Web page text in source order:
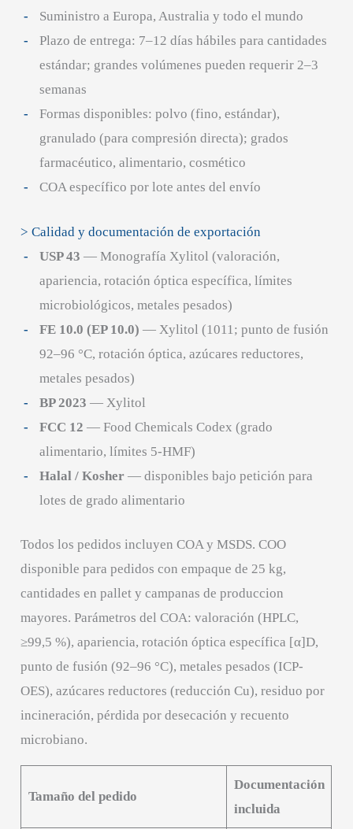
Suministro a Europa, Australia y todo el mundo
Plazo de entrega: 7–12 días hábiles para cantidades
estándar; grandes volúmenes pueden requerir 2–3
semanas
Formas disponibles: polvo (fino, estándar),
granulado (para compresión directa); grados
farmacéutico, alimentario, cosmético
COA específico por lote antes del envío
> Calidad y documentación de exportación
USP 43 — Monografía Xylitol (valoración,
apariencia, rotación óptica específica, límites
microbiológicos, metales pesados)
FE 10.0 (EP 10.0) — Xylitol (1011; punto de fusión
92–96 °C, rotación óptica, azúcares reductores,
metales pesados)
BP 2023 — Xylitol
FCC 12 — Food Chemicals Codex (grado
alimentario, límites 5-HMF)
Halal / Kosher — disponibles bajo petición para
lotes de grado alimentario
Todos los pedidos incluyen COA y MSDS. COO
disponible para pedidos con empaque de 25 kg,
cantidades en pallet y campanas de produccion
mayores. Parámetros del COA: valoración (HPLC,
≥99,5 %), apariencia, rotación óptica específica [α]D,
punto de fusión (92–96 °C), metales pesados (ICP-
OES), azúcares reductores (reducción Cu), residuo por
incineración, pérdida por desecación y recuento
microbiano.
Tamaño del pedido
Documentación
incluida